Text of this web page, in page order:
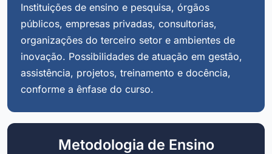
Instituições de ensino e pesquisa, órgãos
públicos, empresas privadas, consultorias,
organizações do terceiro setor e ambientes de
inovação. Possibilidades de atuação em gestão,
assistência, projetos, treinamento e docência,
conforme a ênfase do curso.
Metodologia de Ensino